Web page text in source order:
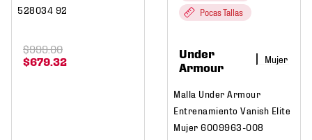
528034 92
$679 32
$999.00
Pocas Tallas
Under
Armour
Mujer
Malla Under Armour
Entrenamiento Vanish Elite
Mujer 6009963-008